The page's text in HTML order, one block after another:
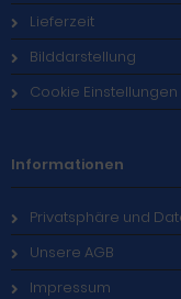
Lieferzeit
Bilddarstellung
Cookie Einstellungen
Informationen
Privatsphäre und
Unsere AGB
Impressum